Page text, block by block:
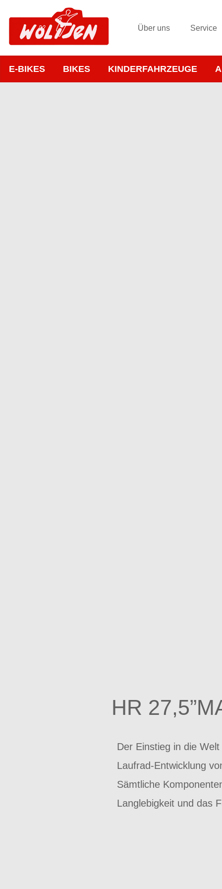
Über uns Service
E-BIKES BIKES KINDERFAHRZEUGE
HR
Der Einstieg in die
Laufrad-Entwicklung
Sämtliche
Langlebigkeit und das